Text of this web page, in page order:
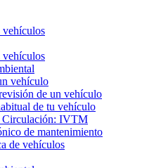
vehículos
vehículos
vehículo
de un vehículo
de tu vehículo
Circulación: IVTM
de mantenimiento
de vehículos